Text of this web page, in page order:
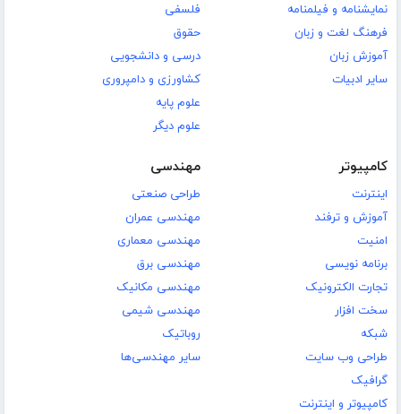
نمایشنامه و فیلمنامه
فرهنگ لغت و زبان
آموزش زبان
سایر ادبیات
فلسفی
حقوق
درسی و دانشجویی
کشاورزی و دامپروری
علوم پایه
علوم دیگر
کامپیوتر
اینترنت
آموزش و ترفند
امنیت
برنامه نویسی
تجارت الکترونیک
سخت افزار
شبکه
طراحی وب سایت
گرافیک
کامپیوتر و اینترنت
مهندسی
طراحی صنعتی
مهندسی عمران
مهندسی معماری
مهندسی برق
مهندسی مکانیک
مهندسی شیمی
روباتیک
سایر مهندسی‌ها